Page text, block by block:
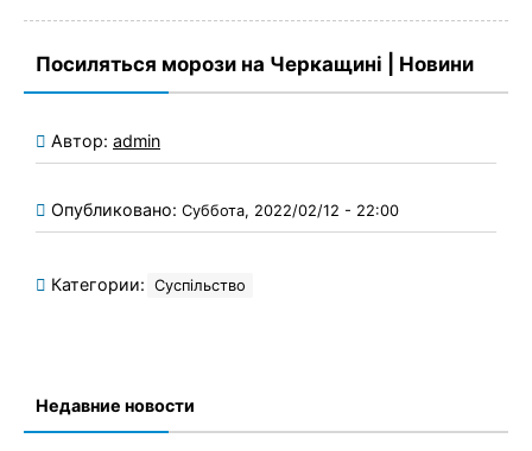
Посиляться морози на Черкащині | Новини
Автор: admin
Опубликовано: Суббота, 2022/02/12 - 22:00
Категории: Суспільство
Недавние новости